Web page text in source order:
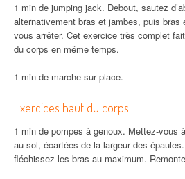
1 min de jumping jack. Debout, sautez
alternativement bras et jambes, puis bras
vous arrêter. Cet exercice très complet
du corps en même temps.
1 min de marche sur place.
Exercices haut du corps:
1 min de pompes à genoux. Mettez-vous
au sol, écartées de la largeur des
fléchissez les bras au maximum.